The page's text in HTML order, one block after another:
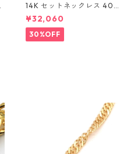
14K セットネックレス 40
45cm 1mm
¥32,060
30%OFF